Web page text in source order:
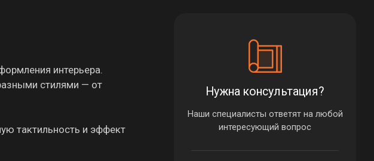
интерьера.
стилями — от
тактильность и эффект
Нужна консультация?
Наши специалисты ответят на любой
интересующий вопрос